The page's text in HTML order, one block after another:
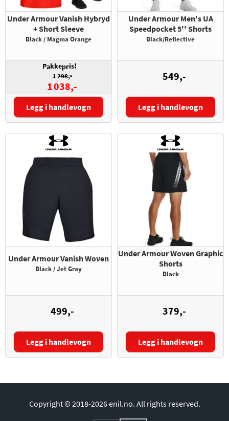
Under Armour Vanish Hybryd
+ Short Sleeve
Black / Magma Orange
Pakkepris!
1 298,-
1 038,-
T-skjorte:
Legg i handlevogn
Under Armour Men's UA
Speedpocket 5'' Shorts
Black/Reflective
549,-
Størrelse:
Legg i handlevogn
Under Armour Vanish Woven
Black / Jet Gray
499,-
Størrelse:
Legg i handlevogn
Under Armour Woven Graphic
Shorts
Black
379,-
Størrelse:
Legg i handlevogn
Copyright © 2018-2026 enil.no. All rights reserved.